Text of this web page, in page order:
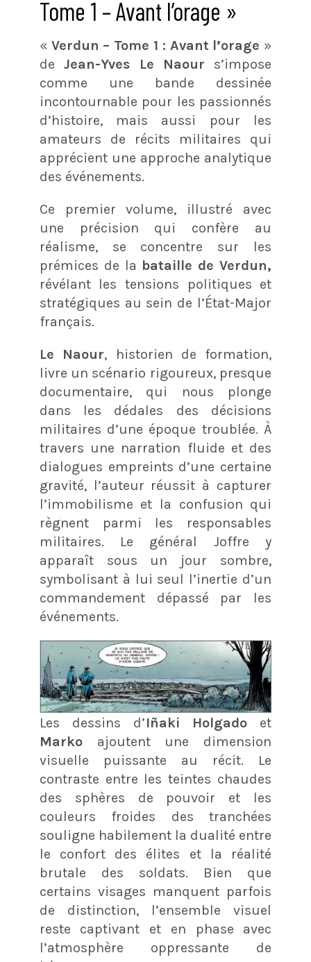
Tome 1 – Avant l’orage »
« Verdun – Tome 1 : Avant l’orage »
deJean-Yves Le Naour s’impose
comme une bande dessinée
incontournable pour les passionnés
d’histoire, mais aussi pour les
amateurs de récits militaires qui
apprécient une approche analytique
des événements.
Ce premier volume, illustré avec
une précision qui confère au
réalisme, se concentre sur les
prémices de la bataille de Verdun,
révélant les tensions politiques et
stratégiques au sein de l’État-Major
français.
Le Naour, historien de formation,
livre un scénario rigoureux, presque
documentaire, qui nous plonge
dans les dédales des décisions
militaires d’une époque troublée. À
travers une narration fluide et des
dialogues empreints d’une certaine
gravité, l’auteur réussit à capturer
l’immobilisme et la confusion qui
règnent parmi les responsables
militaires. Le général Joffre y
apparaît sous un jour sombre,
symbolisant à lui seul l’inertie d’un
commandement dépassé par les
événements.
Les dessins d’Iñaki Holgadoet
Marko ajoutent une dimension
visuelle puissante au récit. Le
contraste entre les teintes chaudes
des sphères de pouvoir et les
couleurs froides des tranchées
souligne habilement la dualité entre
le confort des élites et la réalité
brutale des soldats. Bien que
certains visages manquent parfois
de distinction, l’ensemble visuel
reste captivant et en phase avec
l’atmosphère oppressante de